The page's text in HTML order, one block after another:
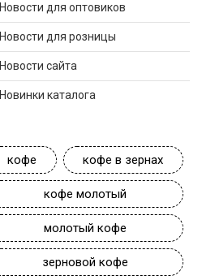
Новости для оптовиков
Новости для розницы
Новости сайта
Новинки каталога
кофе кофе в зернах
кофе молотый
молотый кофе
зерновой кофе